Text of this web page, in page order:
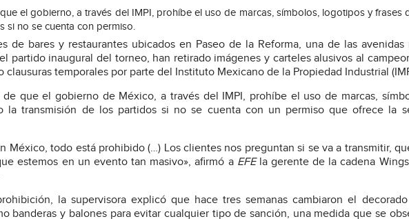
el gobierno, a través del IMPI, prohíbe el uso de marcas, símbolos, logotipos y frases
si no se cuenta con permiso.
de bares y restaurantes ubicados en Paseo de la Reforma, una de las avenidas
partido inaugural del torneo, han retirado imágenes y carteles alusivos al
clausuras temporales por parte del Instituto Mexicano de la Propiedad Industrial
que el gobierno de México, a través del IMPI, prohíbe el uso de marcas,
la transmisión de los partidos si no se cuenta con un permiso que ofrece la
México, todo está prohibido (…) Los clientes nos preguntan si se va a transmitir,
estemos en un evento tan masivo», afirmó a EFEla gerente de la cadena
la supervisora explicó que hace tres semanas cambiaron el
banderas y balones para evitar cualquier tipo de sanción, una medida que se